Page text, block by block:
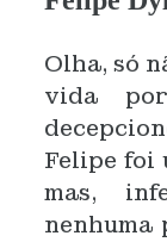
Olha, só
vida
Felipe foi
mas,
nenhuma